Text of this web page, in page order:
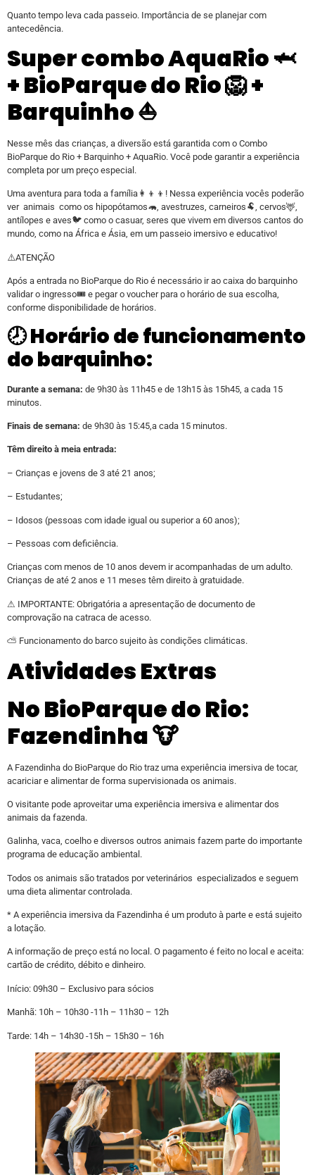
Quanto tempo leva cada passeio. Importância de se planejar com
antecedência.
Super combo AquaRio 🦈
+ BioParque do Rio 🦁 +
Barquinho ⛵
Nesse mês das crianças, a diversão está garantida com o Combo
BioParque do Rio + Barquinho + AquaRio. Você pode garantir a experiência
completa por um preço especial.
Uma aventura para toda a família👩‍👦‍👦! Nessa experiência vocês poderão
ver animais como os hipopótamos🦛, avestruzes, carneiros🐏, cervos🦌,
antílopes e aves🐦 como o casuar, seres que vivem em diversos cantos do
mundo, como na África e Ásia, em um passeio imersivo e educativo!
⚠️ATENÇÃO
Após a entrada no BioParque do Rio é necessário ir ao caixa do barquinho
validar o ingresso🎟️ e pegar o voucher para o horário de sua escolha,
conforme disponibilidade de horários.
🕗 Horário de funcionamento
do barquinho:
Durante a semana: de 9h30 às 11h45 e de 13h15 às 15h45, a cada 15
minutos.
Finais de semana: de 9h30 às 15:45,a cada 15 minutos.
Têm direito à meia entrada:
– Crianças e jovens de 3 até 21 anos;
– Estudantes;
– Idosos (pessoas com idade igual ou superior a 60 anos);
– Pessoas com deficiência.
Crianças com menos de 10 anos devem ir acompanhadas de um adulto.
Crianças de até 2 anos e 11 meses têm direito à gratuidade.
⚠ ️IMPORTANTE: Obrigatória a apresentação de documento de
comprovação na catraca de acesso.
⛅ Funcionamento do barco sujeito às condições climáticas.
Atividades Extras
No BioParque do Rio:
Fazendinha 🐮
A Fazendinha do BioParque do Rio traz uma experiência imersiva de tocar,
acariciar e alimentar de forma supervisionada os animais.
O visitante pode aproveitar uma experiência imersiva e alimentar dos
animais da fazenda.
Galinha, vaca, coelho e diversos outros animais fazem parte do importante
programa de educação ambiental.
Todos os animais são tratados por veterinários especializados e seguem
uma dieta alimentar controlada.
* A experiência imersiva da Fazendinha é um produto à parte e está sujeito
a lotação.
A informação de preço está no local. O pagamento é feito no local e aceita:
cartão de crédito, débito e dinheiro.
Início: 09h30 – Exclusivo para sócios
Manhã: 10h – 10h30 -11h – 11h30 – 12h
Tarde: 14h – 14h30 -15h – 15h30 – 16h